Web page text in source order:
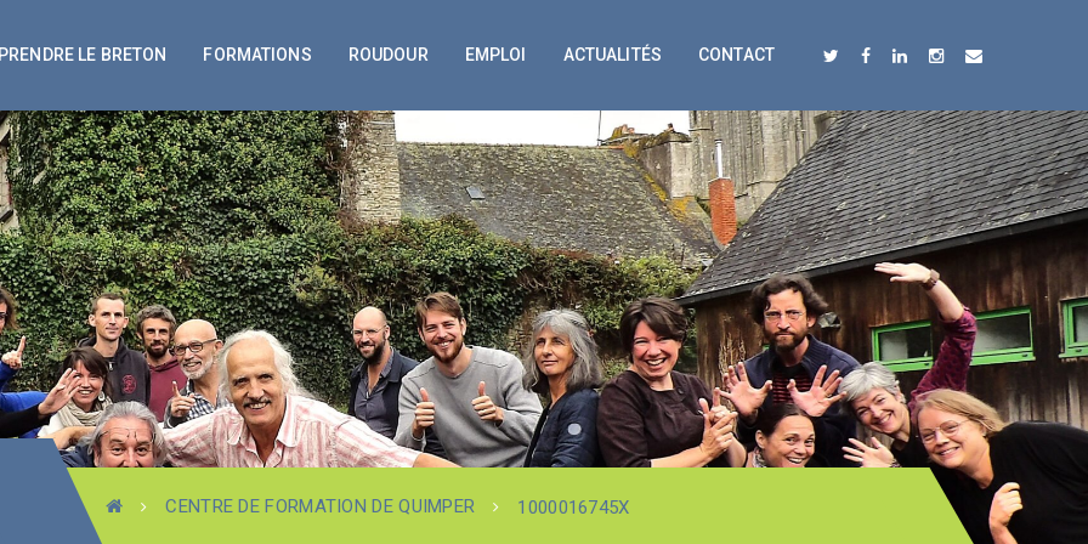
LE BRETON FORMATIONS ROUDOUR EMPLOI ACTUALITÉS CONTACT
CENTRE DE FORMATION DE QUIMPER 1000016745X